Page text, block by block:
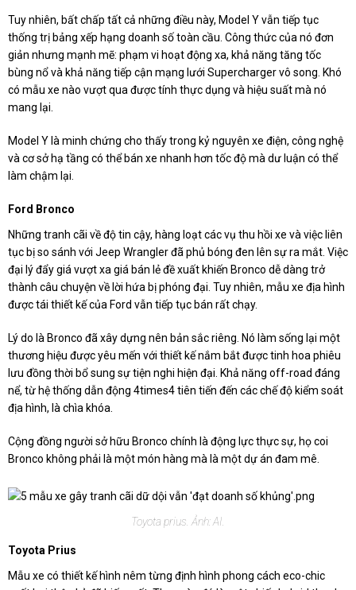
Tuy nhiên, bất chấp tất cả những điều này, Model Y vẫn tiếp tục
thống trị bảng xếp hạng doanh số toàn cầu. Công thức của nó đơn
giản nhưng mạnh mẽ: phạm vi hoạt động xa, khả năng tăng tốc
bùng nổ và khả năng tiếp cận mạng lưới Supercharger vô song. Khó
có mẫu xe nào vượt qua được tính thực dụng và hiệu suất mà nó
mang lại.
Model Y là minh chứng cho thấy trong kỷ nguyên xe điện, công nghệ
và cơ sở hạ tầng có thể bán xe nhanh hơn tốc độ mà dư luận có thể
làm chậm lại.
Ford Bronco
Những tranh cãi về độ tin cậy, hàng loạt các vụ thu hồi xe và việc liên
tục bị so sánh với Jeep Wrangler đã phủ bóng đen lên sự ra mắt. Việc
đại lý đẩy giá vượt xa giá bán lẻ đề xuất khiến Bronco dễ dàng trở
thành câu chuyện về lời hứa bị phóng đại. Tuy nhiên, mẫu xe địa hình
được tái thiết kế của Ford vẫn tiếp tục bán rất chạy.
Lý do là Bronco đã xây dựng nên bản sắc riêng. Nó làm sống lại một
thương hiệu được yêu mến với thiết kế nắm bắt được tinh hoa phiêu
lưu đồng thời bổ sung sự tiện nghi hiện đại. Khả năng off-road đáng
nể, từ hệ thống dẫn động 4times4 tiên tiến đến các chế độ kiểm soát
địa hình, là chìa khóa.
Cộng đồng người sở hữu Bronco chính là động lực thực sự, họ coi
Bronco không phải là một món hàng mà là một dự án đam mê.
Toyota prius. Ảnh: AI.
Toyota Prius
Mẫu xe có thiết kế hình nêm từng định hình phong cách eco-chic